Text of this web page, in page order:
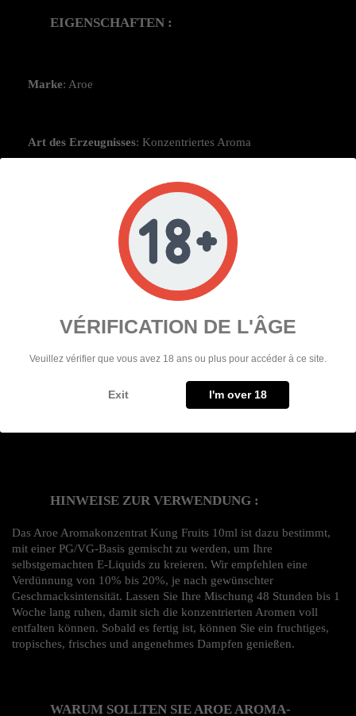
EIGENSCHAFTEN :
Marke: Aroe
Art des Erzeugnisses: Konzentriertes Aroma
: Exotische, tropische Früchte
Verwendung: Konzentriertes Aroma für die Zubereitung von
DIY e-Liquids
: 10ml-Flasche
HINWEISE ZUR VERWENDUNG :
Das Aroe Aromakonzentrat Kung Fruits 10ml ist dazu bestimmt,
mit einer PG/VG-Basis gemischt zu werden, um Ihre
selbstgemachten E-Liquids zu kreieren. Wir empfehlen eine
Verdünnung von 10% bis 20%, je nach gewünschter
Geschmacksintensität. Lassen Sie Ihre Mischung 48 Stunden bis 1
Woche lang ruhen, damit sich die konzentrierten Aromen voll
entfalten können. Sobald es fertig ist, können Sie ein fruchtiges,
tropisches, frisches und angenehmes Dampfen genießen.
WARUM SOLLTEN SIE AROE AROMA-
VÉRIFICATION DE L'ÂGE
Veuillez vérifier que vous avez 18 ans ou plus pour accéder à ce site.
Exit I'm over 18